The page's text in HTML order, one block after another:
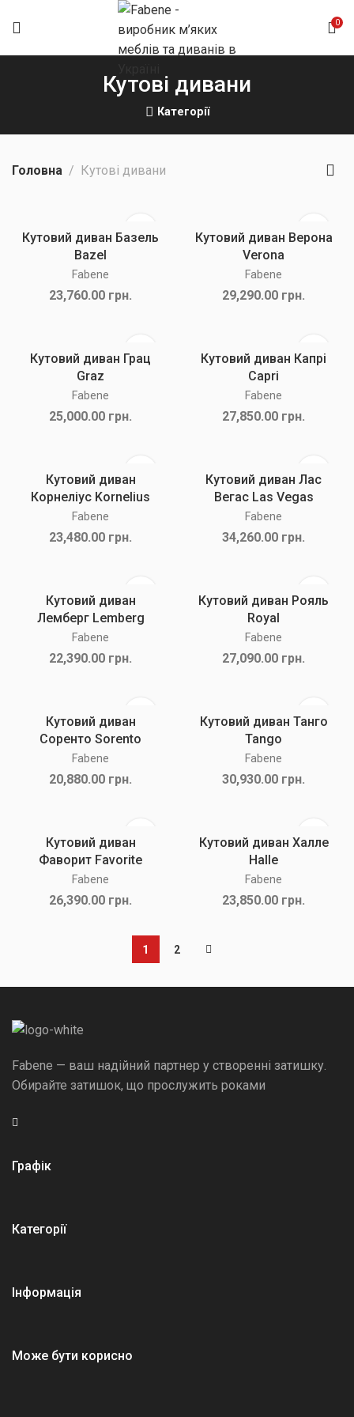
0
Кутові дивани
Категорії
Головна Кутові дивани
Кутовий диван Базель
Bazel
Fabene
23,760.00 грн.
Кутовий диван Верона
Verona
Fabene
29,290.00 грн.
Кутовий диван Грац
Graz
Fabene
25,000.00 грн.
Кутовий диван Капрі
Capri
Fabene
27,850.00 грн.
Кутовий диван
Корнеліус Kornelius
Fabene
23,480.00 грн.
Кутовий диван Лас
Вегас Las Vegas
Fabene
34,260.00 грн.
Кутовий диван
Лемберг Lemberg
Fabene
22,390.00 грн.
Кутовий диван Рояль
Royal
Fabene
27,090.00 грн.
Кутовий диван
Соренто Sorento
Fabene
20,880.00 грн.
Кутовий диван Танго
Tango
Fabene
30,930.00 грн.
Кутовий диван
Фаворит Favorite
Fabene
26,390.00 грн.
Кутовий диван Халле
Halle
Fabene
23,850.00 грн.
1 2
Fabene — ваш надійний партнер у створенні затишку.
Обирайте затишок, що прослужить роками
Графік
Категорії
Інформація
Може бути корисно